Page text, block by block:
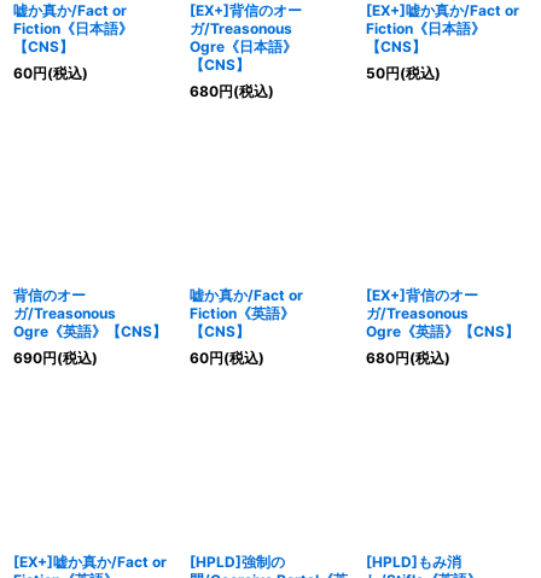
嘘か真か/Fact or
Fiction《日本語》
【CNS】
60円(税込)
[EX+]背信のオー
ガ/Treasonous
Ogre《日本語》
【CNS】
680円(税込)
[EX+]嘘か真か/Fact or
Fiction《日本語》
【CNS】
50円(税込)
背信のオー
ガ/Treasonous
Ogre《英語》【CNS】
690円(税込)
嘘か真か/Fact or
Fiction《英語》
【CNS】
60円(税込)
[EX+]背信のオー
ガ/Treasonous
Ogre《英語》【CNS】
680円(税込)
[EX+]嘘か真か/Fact or
[HPLD]強制の
[HPLD]もみ消